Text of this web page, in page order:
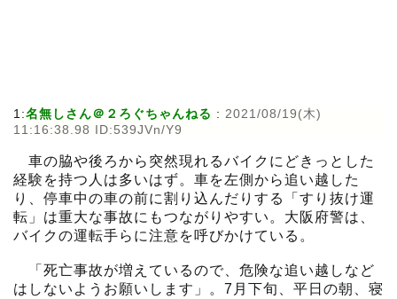
1:名無しさん＠２ろぐちゃんねる : 2021/08/19(木)
11:16:38.98 ID:539JVn/Y9
車の脇や後ろから突然現れるバイクにどきっとした
経験を持つ人は多いはず。車を左側から追い越した
り、停車中の車の前に割り込んだりする「すり抜け運
転」は重大な事故にもつながりやすい。大阪府警は、
バイクの運転手らに注意を呼びかけている。
「死亡事故が増えているので、危険な追い越しなど
はしないようお願いします」。7月下旬、平日の朝、寝